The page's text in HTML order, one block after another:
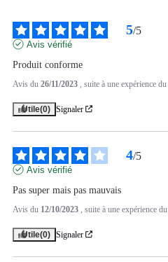
5/5
Avis vérifié
Produit conforme
Avis du 26/11/2023 , suite à une expérience du
Utile(0) Signaler
4/5
Avis vérifié
Pas super mais pas mauvais
Avis du 12/10/2023 , suite à une expérience du
Utile(0) Signaler